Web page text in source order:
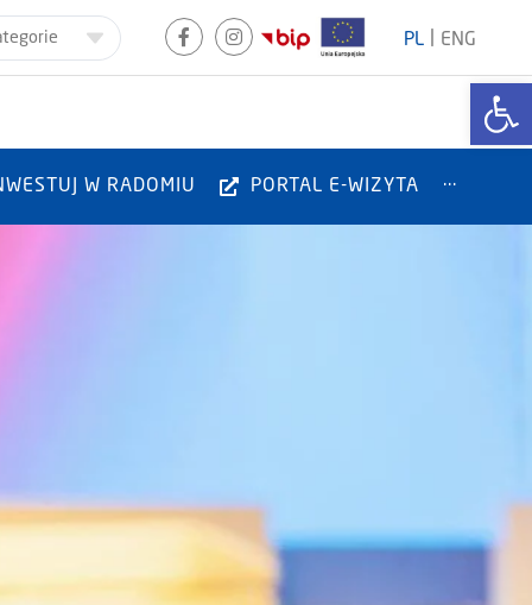
PL ENG
W RADOMIU PORTAL E-WIZYTA ···